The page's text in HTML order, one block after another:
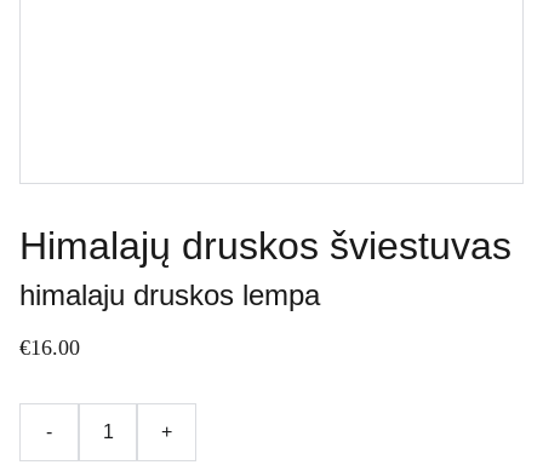
Himalajų druskos šviestuvas
himalaju druskos lempa
€16.00
- +